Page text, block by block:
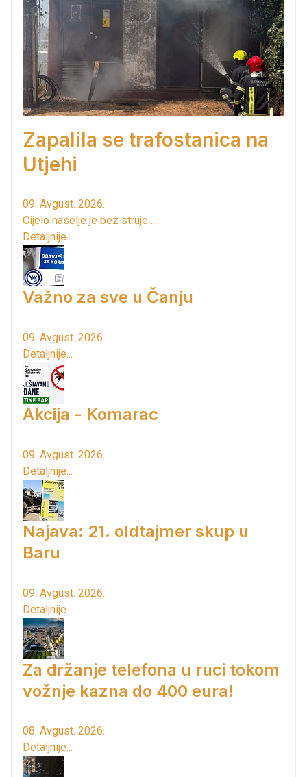
Zapalila se trafostanica na
Utjehi
09. Avgust. 2026.
Cijelo naselje je bez struje ...
Detaljnije...
Važno za sve u Čanju
09. Avgust. 2026.
Detaljnije...
Akcija - Komarac
09. Avgust. 2026.
Detaljnije...
Najava: 21. oldtajmer skup u
Baru
09. Avgust. 2026.
Detaljnije...
Za držanje telefona u ruci tokom
vožnje kazna do 400 eura!
08. Avgust. 2026.
Detaljnije...